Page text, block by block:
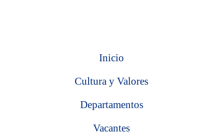
Inicio
Cultura y Valores
Departamentos
Vacantes